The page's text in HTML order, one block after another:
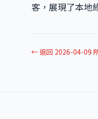
客，展現了本地
← 返回 2026-04-09